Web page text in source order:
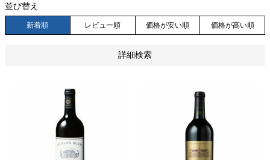
並び替え
新着順 レビュー順 価格が安い順 価格が高い順
詳細検索
優先度順